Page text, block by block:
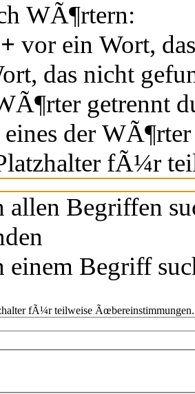
WÃ¶rtern:
+ vor ein Wort,
das nicht
getrennt
der
fÃ¼r
allen Begriffen
einem Begriff
fÃ¼r teilweise Ãœbereinstimmungen.